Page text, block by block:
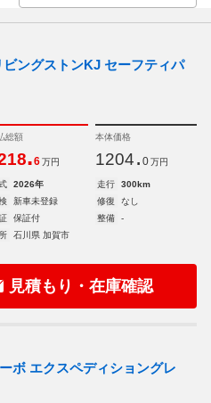
ングストンKJ セーフティパ
総額
.6 万円
本体価格
1204. 0 万円
2026年 走行
300km
新車未登録 修復
なし
保証付 整備
-
石川県 加賀市
見積もり・在庫確認
ボ エクスペディショングレ